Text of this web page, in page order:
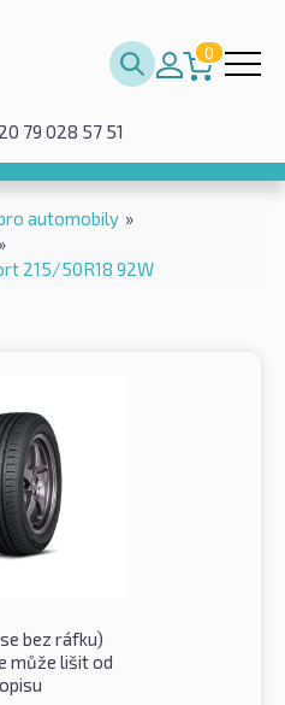
0
79 028 57 51
automobily »
»
215/50R18 92W
bez ráfku)
může lišit od